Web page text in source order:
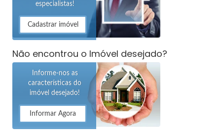
especialistas!
Cadastrar imóvel
Não encontrou o Imóvel desejado?
Informe-nos as
características do
imóvel desejado!
Informar Agora